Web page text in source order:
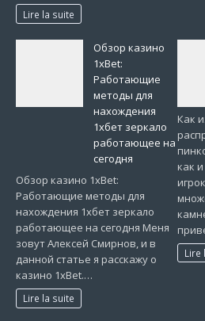
Lire la suite
Обзор казино
1xBet:
Работающие
методы для
нахождения
1хбет зеркало
работающее на
сегодня
Обзор казино 1xBet:
Работающие методы для
нахождения 1хбет зеркало
работающее на сегодня Меня
зовут Алексей Смирнов, и в
данной статье я расскажу о
казино 1xBet.…
Lire la suite
Как
как
Lire